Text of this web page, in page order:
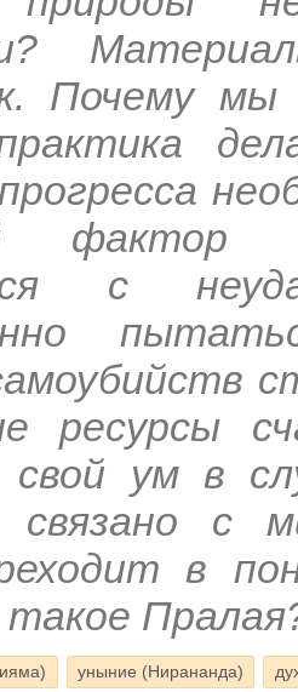
Почему
фактор
с
ресурсы
свой ум в
с
в
уныние (Нирананда)